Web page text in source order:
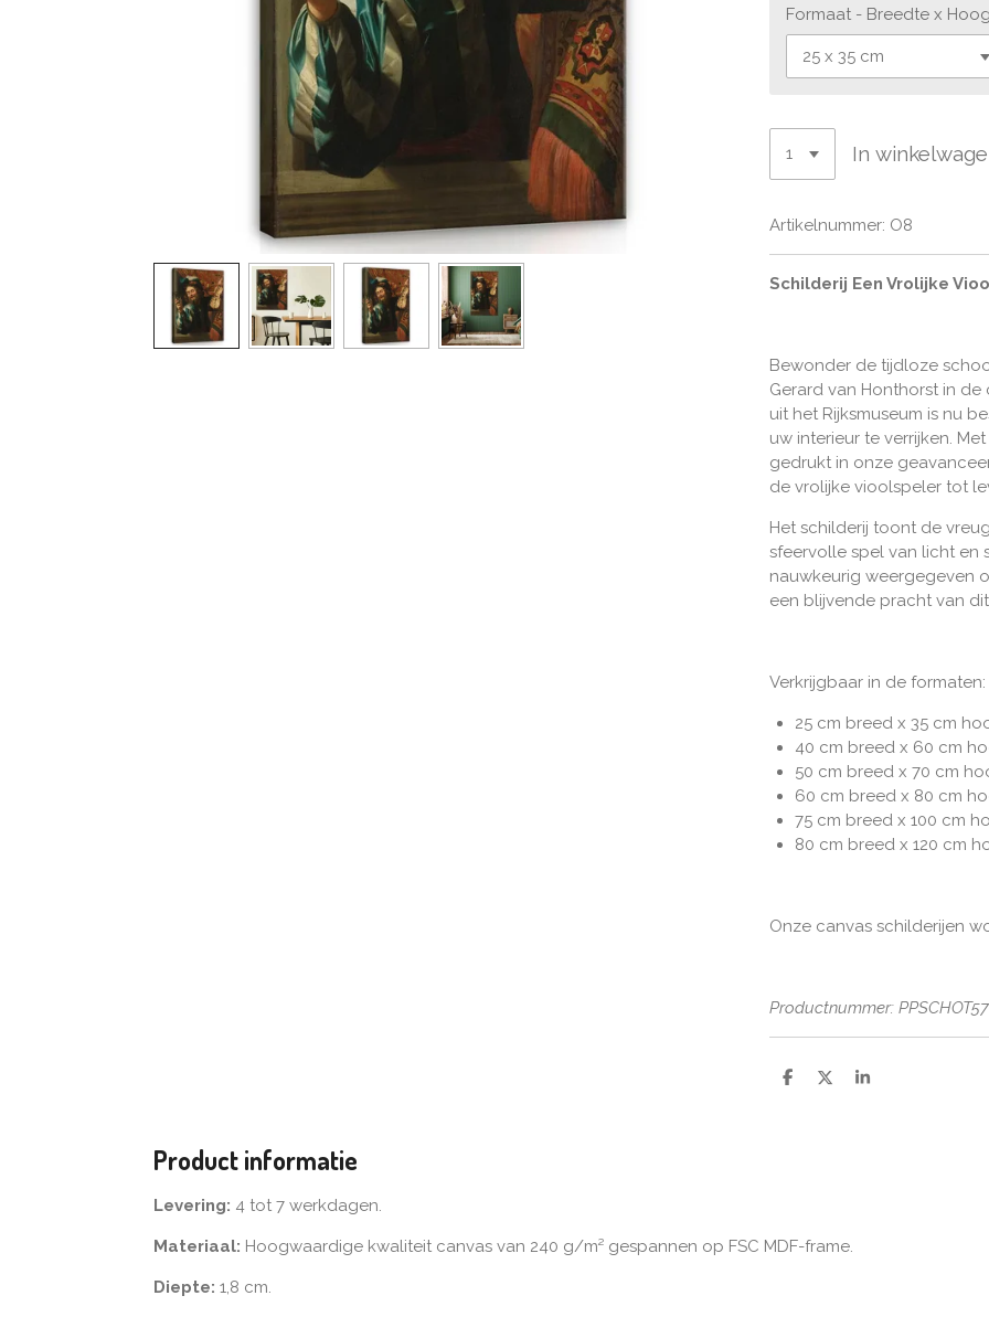
Formaat - Breedte x
In
Artikelnummer: O8
Schilderij Een Vrolijke
Bewonder de tijdloze
Gerard van Honthorst in
uit het Rijksmuseum is nu
uw interieur te verrijken.
gedrukt in onze
de vrolijke vioolspeler tot
Het schilderij toont de
sfeervolle spel van licht en
nauwkeurig weergegeven
een blijvende pracht van
Verkrijgbaar in de formaten:
25 cm breed x 35 cm
40 cm breed x 60 cm
50 cm breed x 70 cm
60 cm breed x 80 cm
75 cm breed x 100 cm
80 cm breed x 120 cm
Onze canvas schilderijen
Productnummer:
D
D
S
Product informatie
Levering: 4 tot 7 werkdagen.
Materiaal: Hoogwaardige kwaliteit canvas van 240 g/m² gespannen op FSC MDF-frame.
Diepte: 1,8 cm.